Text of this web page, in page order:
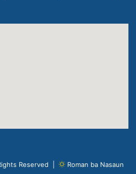
Reserved | Roman ba Nasaun